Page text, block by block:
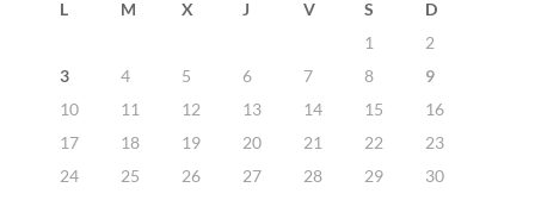
L M X J V S
D
1
2
3
4 5 6 7 8
9
10
11 12 13 14 15
16
17
18 19 20 21 22
23
24
25 26 27 28 29
30